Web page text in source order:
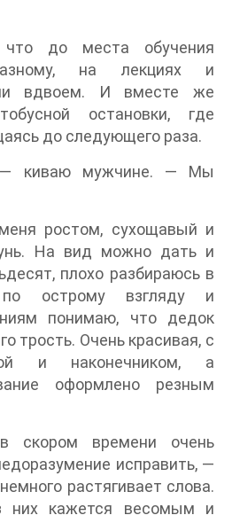
до места обучения
на лекциях и
вдвоем. И вместе же
остановки, где
до следующего раза.
киваю мужчине. — Мы
ростом, сухощавый и
На вид можно дать и
плохо разбираюсь в
острому взгляду и
понимаю, что дедок
трость. Очень красивая, с
и наконечником, а
оформлено резным
времени очень
исправить, —
растягивает слова.
них кажется весомым и